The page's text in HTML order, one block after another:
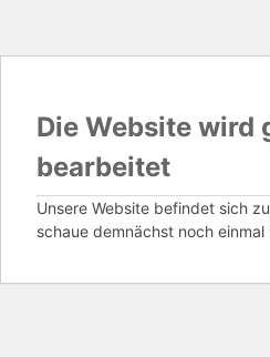
Die Website wird
bearbeitet
Unsere Website befindet sich
schaue demnächst noch einmal